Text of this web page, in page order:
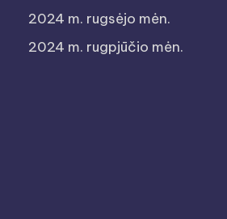
2024 m. rugsėjo mėn.
2024 m. rugpjūčio mėn.